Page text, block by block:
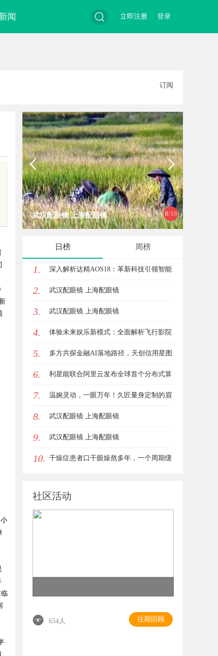
闻
索
登录
立即注册
订阅
9/10
全面解析国信招标采购网的功能与优
日榜 周榜
1. 深入解析达精AOS18：革新科技引领智能
未来的新纪元
2. 武汉配眼镜 上海配眼镜
3. 武汉配眼镜 上海配眼镜
4. 体验未来娱乐新模式：全面解析飞行影院
的魅力与发展前景
5. 多方共探金融AI落地路径，天创信用星图
AI助力产业金融智能升级
6. 利星能联合阿里云发布全球首个分布式算
电协同解决方案
7. 温婉灵动，一眼万年！久匠量身定制的眉
眼唇，才是你整张脸的点睛之笔！淡颜系
女生的气质加分项
8. 武汉配眼镜 上海配眼镜
9. 武汉配眼镜 上海配眼镜
10. 干燥症患者口干眼燥熬多年，一个周期缓
回津液
社区活动
654人 往期回顾